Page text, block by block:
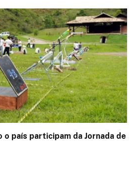
país participam da Jornada de